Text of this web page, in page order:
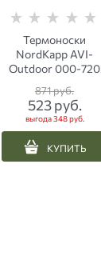
Термоноски
NordKapp AVI-
Outdoor 000-720
871 руб.
523 руб.
выгода348 руб.
КУПИТЬ